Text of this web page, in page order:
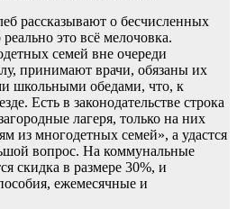
рассказывают о бесчисленных
это всё мелочовка.
семей вне очереди
принимают врачи, обязаны их
школьными обедами, что, к
Есть в законодательстве строка
лагеря, только на них
из многодетных семей», а удастся
вопрос. На коммунальные
скидка в размере 30%, и
ежемесячные и